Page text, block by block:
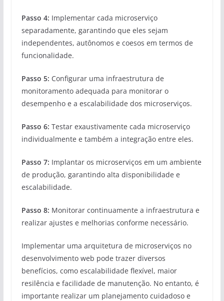
Passo 4: Implementar cada microserviço
separadamente, garantindo que eles sejam
independentes, autônomos e coesos em termos de
funcionalidade.
Passo 5: Configurar uma infraestrutura de
monitoramento adequada para monitorar o
desempenho e a escalabilidade dos microserviços.
Passo 6: Testar exaustivamente cada microserviço
individualmente e também a integração entre eles.
Passo 7: Implantar os microserviços em um ambiente
de produção, garantindo alta disponibilidade e
escalabilidade.
Passo 8: Monitorar continuamente a infraestrutura e
realizar ajustes e melhorias conforme necessário.
Implementar uma arquitetura de microserviços no
desenvolvimento web pode trazer diversos
benefícios, como escalabilidade flexível, maior
resilência e facilidade de manutenção. No entanto, é
importante realizar um planejamento cuidadoso e